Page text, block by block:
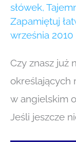
słówek,
Zapamiętuj
września 2010
Czy znasz już
określających
w angielskim
Jeśli jeszcze